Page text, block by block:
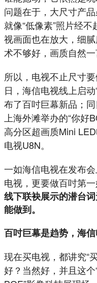
问题在于，大尺寸产
就像“低像素”照片经
视画面也在放大，细
术不够好，画质自然一
所以，电视不止尺寸
日，海信电视线上启
布了百吋巨幕新品；
上海外滩举办的“你好
高分区超画质Mini
电视U8N。
一如海信电视在发布
电视，更要做百吋第
线下联袂展示的潜台
能做到。
百吋巨幕是趋势，海
现在买电视，都讲究“
好？当然好，并且这